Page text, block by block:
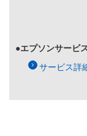
●エプソンサービ
サービス詳